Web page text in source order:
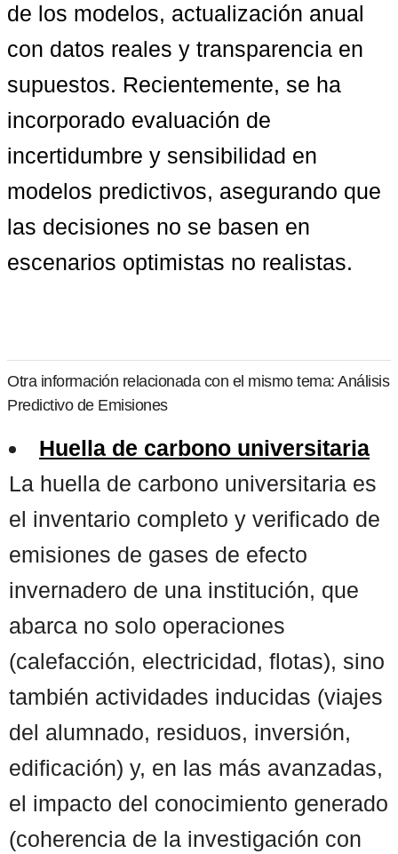
de los modelos, actualización anual
con datos reales y transparencia en
supuestos. Recientemente, se ha
incorporado evaluación de
incertidumbre y sensibilidad en
modelos predictivos, asegurando que
las decisiones no se basen en
escenarios optimistas no realistas.
Otra información relacionada con el mismo tema: Análisis
Predictivo de Emisiones
Huella de carbono universitaria
La huella de carbono universitaria es
el inventario completo y verificado de
emisiones de gases de efecto
invernadero de una institución, que
abarca no solo operaciones
(calefacción, electricidad, flotas), sino
también actividades inducidas (viajes
del alumnado, residuos, inversión,
edificación) y, en las más avanzadas,
el impacto del conocimiento generado
(coherencia de la investigación con